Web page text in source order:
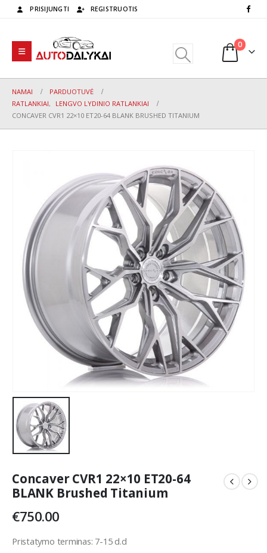
PRISIJUNGTI REGISTRUOTIS
0
NAMAI
PARDUOTUVĖ
RATLANKIAI,
LENGVO LYDINIO RATLANKIAI
CONCAVER CVR1 22×10 ET20-64 BLANK BRUSHED TITANIUM
Concaver CVR1 22×10 ET20-64
BLANK Brushed Titanium
€750.00
Pristatymo terminas: 7-15 d.d